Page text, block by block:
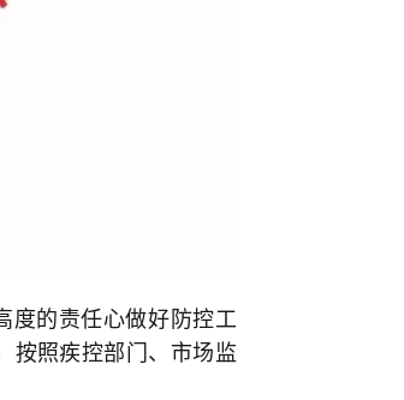
的责任心做好防控工
按照疾控部门、市场监